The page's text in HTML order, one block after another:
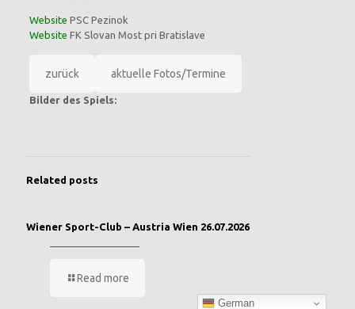
Website PSC Pezinok
Website FK Slovan Most pri Bratislave
zurück aktuelle Fotos/Termine
Bilder des Spiels:
Related posts
Wiener Sport-Club – Austria Wien 26.07.2026
Read more
German